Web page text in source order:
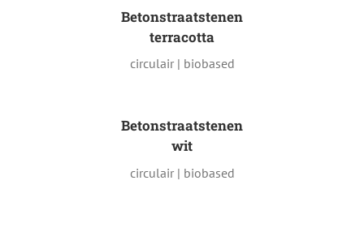
Betonstraatstenen
terracotta
circulair | biobased
Betonstraatstenen
wit
circulair | biobased